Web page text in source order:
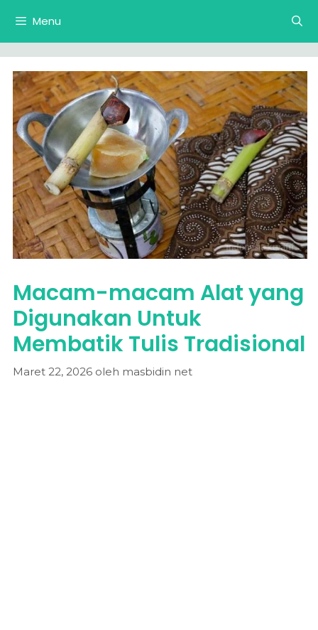
isi
Menu
Macam-macam Alat yang
Digunakan Untuk
Membatik Tulis Tradisional
Maret 22, 2026 oleh masbidin net